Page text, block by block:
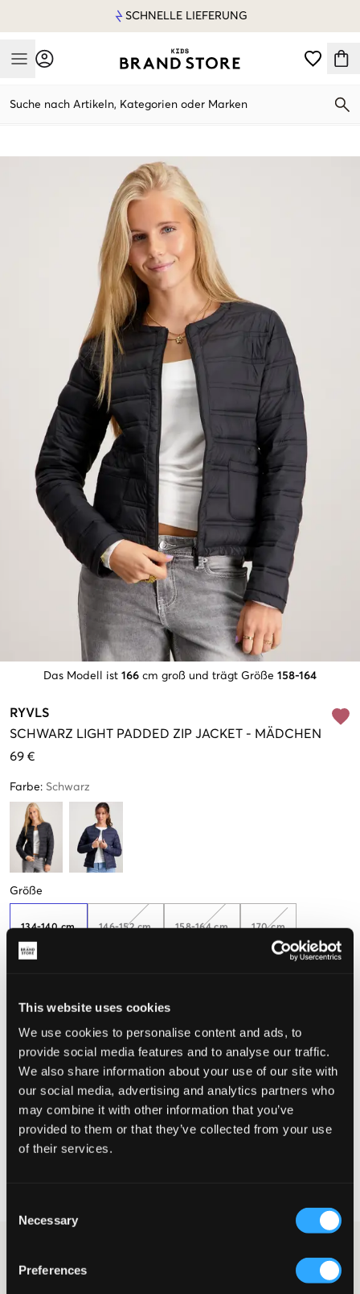
This website uses cookies
We use cookies to personalise content and ads, to
provide social media features and to analyse our traffic.
We also share information about your use of our site with
our social media, advertising and analytics partners who
may combine it with other information that you’ve
provided to them or that they’ve collected from your use
of their services.
Selection
Necessary
Preferences
SCHNELLE LIEFERUNG
Mobile Menu
Suche nach Artikeln, Kategorien oder Marken
Das Modell ist 166 cm groß und trägt Größe 158-164
RYVLS
SCHWARZ LIGHT PADDED ZIP JACKET - MÄDCHEN
69 €
Farbe: Schwarz
Größe
134-140 cm
Nur
146-152 cm 158-164 cm 170 cm
Wahrgenommene Größe
GRÖSSENBERATER
WÄHLEN SIE EINE GRÖSSE
wasserabweisend und die Wattierung besteht aus Polyester. Die
Jacke hat einen Rundhalsausschnitt und eine normale Passform.